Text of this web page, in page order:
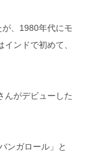
、1980年代にモ
ンドで初めて、
んがデビューした
ンガロール」と